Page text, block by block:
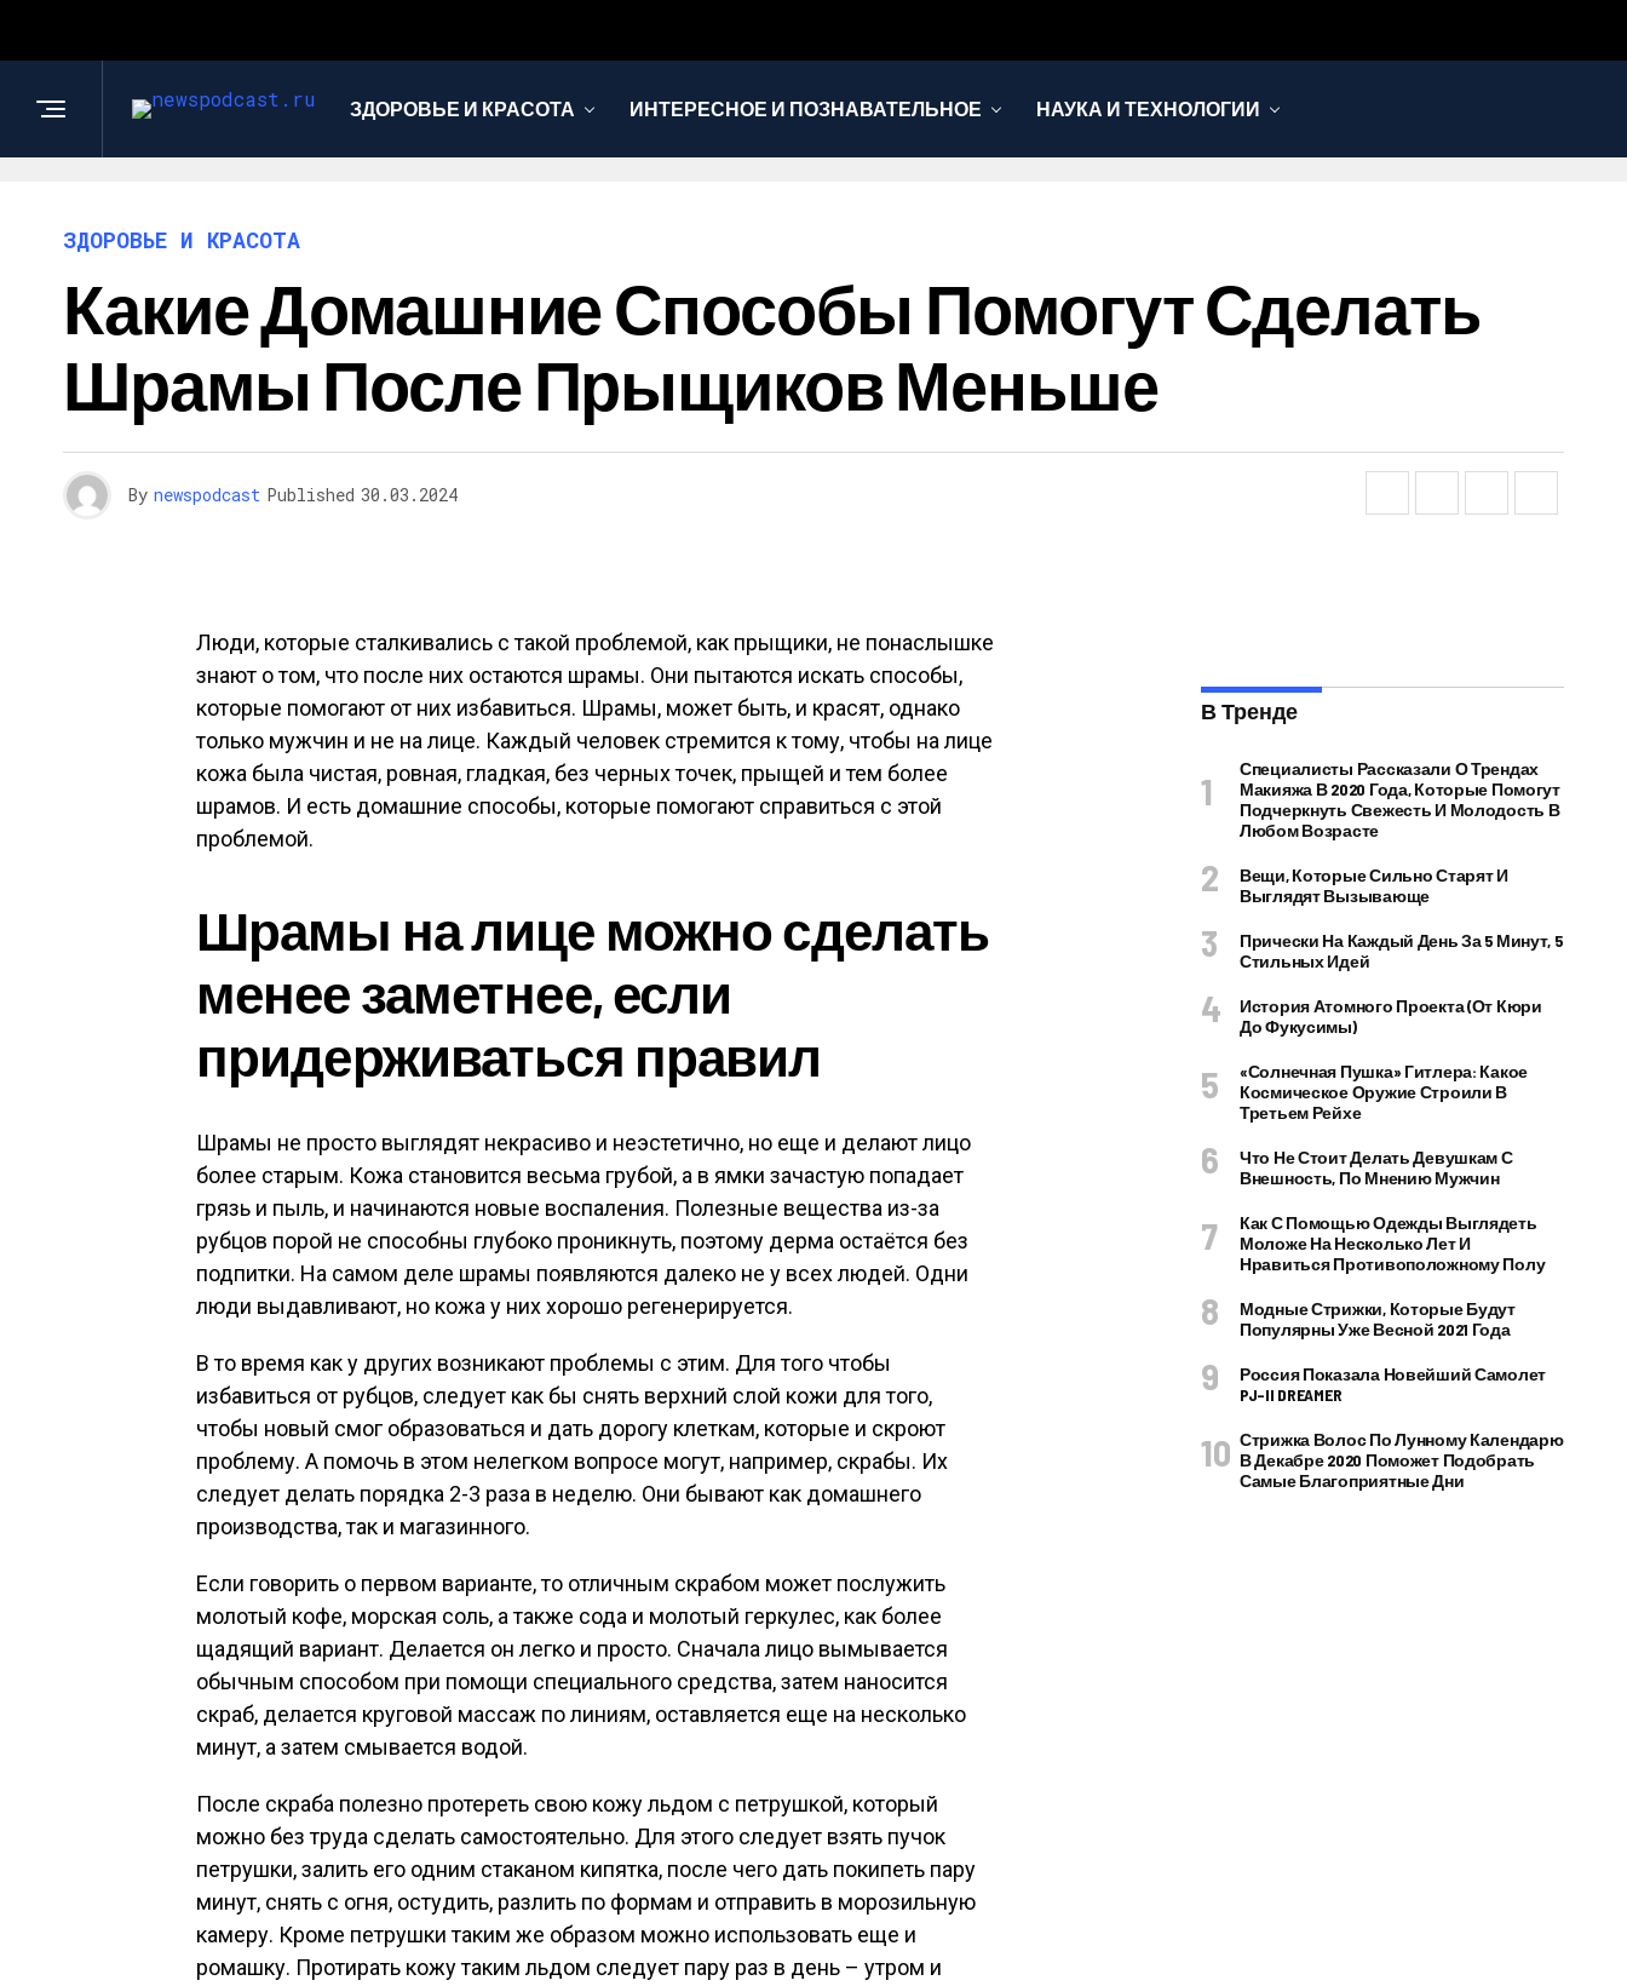
ЗДОРОВЬЕ И КРАСОТА ИНТЕРЕСНОЕ И ПОЗНАВАТЕЛЬНОЕ НАУКА И ТЕХНОЛОГИИ
ЗДОРОВЬЕ И КРАСОТА
Какие Домашние Способы Помогут Сделать
Шрамы После Прыщиков Меньше
By newspodcast Published 30.03.2024
Люди, которые сталкивались с такой проблемой, как прыщики, не понаслышке
знают о том, что после них остаются шрамы. Они пытаются искать способы,
которые помогают от них избавиться. Шрамы, может быть, и красят, однако
только мужчин и не на лице. Каждый человек стремится к тому, чтобы на лице
кожа была чистая, ровная, гладкая, без черных точек, прыщей и тем более
шрамов. И есть домашние способы, которые помогают справиться с этой
проблемой.
Шрамы на лице можно сделать
менее заметнее, если
придерживаться правил
Шрамы не просто выглядят некрасиво и неэстетично, но еще и делают лицо
более старым. Кожа становится весьма грубой, а в ямки зачастую попадает
грязь и пыль, и начинаются новые воспаления. Полезные вещества из-за
рубцов порой не способны глубоко проникнуть, поэтому дерма остаётся без
подпитки. На самом деле шрамы появляются далеко не у всех людей. Одни
люди выдавливают, но кожа у них хорошо регенерируется.
В то время как у других возникают проблемы с этим. Для того чтобы
избавиться от рубцов, следует как бы снять верхний слой кожи для того,
чтобы новый смог образоваться и дать дорогу клеткам, которые и скроют
проблему. А помочь в этом нелегком вопросе могут, например, скрабы. Их
следует делать порядка 2-3 раза в неделю. Они бывают как домашнего
производства, так и магазинного.
Если говорить о первом варианте, то отличным скрабом может послужить
молотый кофе, морская соль, а также сода и молотый геркулес, как более
щадящий вариант. Делается он легко и просто. Сначала лицо вымывается
обычным способом при помощи специального средства, затем наносится
скраб, делается круговой массаж по линиям, оставляется еще на несколько
минут, а затем смывается водой.
После скраба полезно протереть свою кожу льдом с петрушкой, который
можно без труда сделать самостоятельно. Для этого следует взять пучок
петрушки, залить его одним стаканом кипятка, после чего дать покипеть пару
минут, снять с огня, остудить, разлить по формам и отправить в морозильную
камеру. Кроме петрушки таким же образом можно использовать еще и
ромашку. Протирать кожу таким льдом следует пару раз в день – утром и
В Тренде
Специалисты Рассказали О Трендах
Макияжа В 2020 Года, Которые Помогут
Подчеркнуть Свежесть И Молодость В
Любом Возрасте
Вещи, Которые Сильно Старят И
Выглядят Вызывающе
Прически На Каждый День За 5 Минут, 5
Стильных Идей
История Атомного Проекта (от Кюри
До Фукусимы)
«Солнечная Пушка» Гитлера: Какое
Космическое Оружие Строили В
Третьем Рейхе
Что Не Стоит Делать Девушкам С
Внешность, По Мнению Мужчин
Как С Помощью Одежды Выглядеть
Моложе На Несколько Лет И
Нравиться Противоположному Полу
Модные Стрижки, Которые Будут
Популярны Уже Весной 2021 Года
Россия Показала Новейший Самолет
PJ–II DREAMER
Стрижка Волос По Лунному Календарю
В Декабре 2020 Поможет Подобрать
Самые Благоприятные Дни